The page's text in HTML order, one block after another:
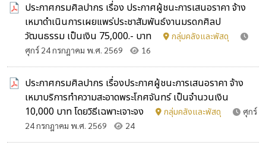
ประกาศกรมศิลปากร เรื่อง ประกาศผู้ชนะการเสนอราคา จ้าง
เหมาดำเนินการเผยแพร่ประชาสัมพันธ์งานมรดกศิลป
วัฒนธรรม เป็นเงิน 75,000.- บาท
กลุ่มคลังและพัสดุ
ศุกร์ 24 กรกฎาคม พ.ศ. 2569 16
ประกาศกรมศิลปากร เรื่องประกาศผู้ชนะการเสนอราคา จ้าง
เหมาบริการทำความสะอาดพระโกศจันทร์ เป็นจำนวนเงิน
10,000 บาท โดยวิธีเฉพาะเจาะจง
กลุ่มคลังและพัสดุ
ศุกร์
24 กรกฎาคม พ.ศ. 2569
24